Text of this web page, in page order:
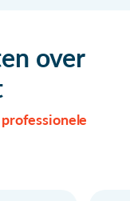
over